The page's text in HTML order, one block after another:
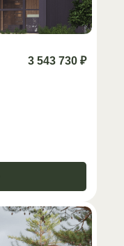
3 543 730 ₽